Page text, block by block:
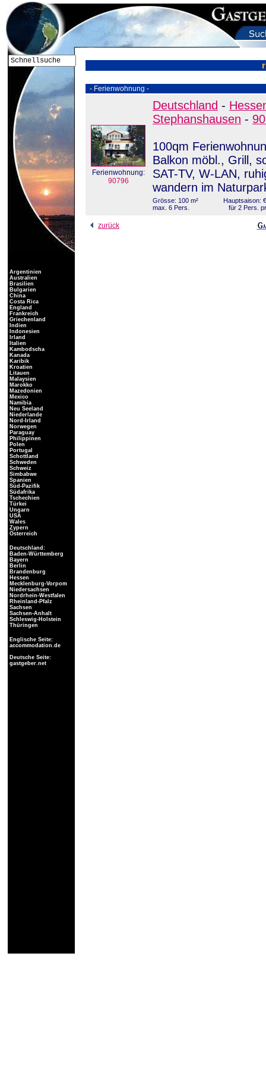
- Ferienwohnung -
Ferienwohnung:
90796
Deutschland -
Stephanshausen -
100qm
Balkon möbl., Grill,
SAT-TV, W-LAN,
wandern im
Grösse: 100 m²
max. 6 Pers.
Hauptsaison:
für 2 Pers.
zurück
Argentinien
Australien
Brasilien
Bulgarien
China
Costa Rica
England
Frankreich
Griechenland
Indien
Indonesien
Irland
Italien
Kambodscha
Kanada
Karibik
Kroatien
Litauen
Malaysien
Marokko
Mazedonien
Mexico
Namibia
Neu Seeland
Niederlande
Nord-Irland
Norwegen
Paraguay
Philippinen
Polen
Portugal
Schottland
Schweden
Schweiz
Simbabwe
Spanien
Süd-Pazifik
Südafrika
Tschechien
Türkei
Ungarn
USA
Wales
Zypern
Österreich
Deutschland:
Baden-Württemberg
Bayern
Berlin
Brandenburg
Hessen
Mecklenburg-Vorpom
Niedersachsen
Nordrhein-Westfalen
Rheinland-Pfalz
Sachsen
Sachsen-Anhalt
Schleswig-Holstein
Thüringen
Englische Seite:
accommodation.de
Deutsche Seite:
gastgeber.net